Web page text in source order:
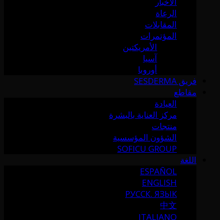
الرعاة
المقابلات
المؤتمرات
الأمريكتين
آسيا
أوروبا
فريق SESDERMA
مقاطع
العيادة
مركز العناية بالبشرة
منتجات
الشؤون المؤسسية
SOFICU GROUP
اللغة
ESPAÑOL
ENGLISH
РУССК. ЯЗЫК
中文
ITALIANO